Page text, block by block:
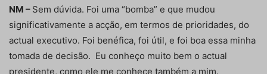
NM – Sem dúvida. Foi uma “bomba” e que mudou
significativamente a acção, em termos de prioridades, do
actual executivo. Foi benéfica, foi útil, e foi boa essa minha
tomada de decisão. Eu conheço muito bem o actual
presidente, como ele me conhece também a mim.